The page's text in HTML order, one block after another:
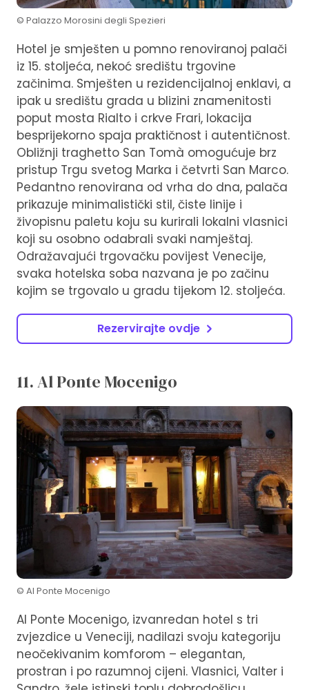
© Palazzo Morosini degli Spezieri
Hotel je smješten u pomno renoviranoj palači
iz 15. stoljeća, nekoć središtu trgovine
začinima. Smješten u rezidencijalnoj enklavi, a
ipak u središtu grada u blizini znamenitosti
poput mosta Rialto i crkve Frari, lokacija
besprijekorno spaja praktičnost i autentičnost.
Obližnji traghetto San Tomà omogućuje brz
pristup Trgu svetog Marka i četvrti San Marco.
Pedantno renovirana od vrha do dna, palača
prikazuje minimalistički stil, čiste linije i
živopisnu paletu koju su kurirali lokalni vlasnici
koji su osobno odabrali svaki namještaj.
Odražavajući trgovačku povijest Venecije,
svaka hotelska soba nazvana je po začinu
kojim se trgovalo u gradu tijekom 12. stoljeća.
Rezervirajte ovdje
11. Al Ponte Mocenigo
© Al Ponte Mocenigo
Al Ponte Mocenigo, izvanredan hotel s tri
zvjezdice u Veneciji, nadilazi svoju kategoriju
neočekivanim komforom – elegantan,
prostran i po razumnoj cijeni. Vlasnici, Valter i